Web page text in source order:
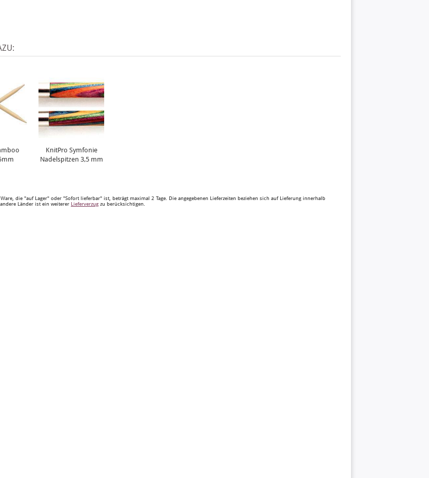
KnitPro Symfonie
Nadelspitzen 3,5 mm
die "auf Lager" oder "Sofort lieferbar" ist, beträgt maximal 2 Tage. Die angegebenen Lieferzeiten beziehen sich auf Lieferung innerhalb
Länder ist ein weiterer Lieferverzug zu berücksichtigen.